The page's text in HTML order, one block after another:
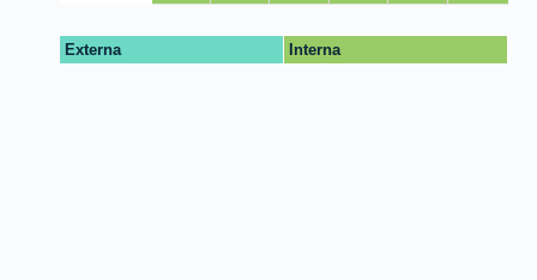
Externa Interna